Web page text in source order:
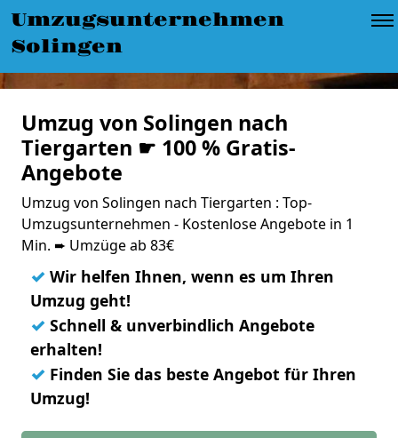
Umzugsunternehmen
Solingen
Umzug von Solingen nach
Tiergarten ☛ 100 % Gratis-
Angebote
Umzug von Solingen nach Tiergarten : Top-
Umzugsunternehmen - Kostenlose Angebote in 1
Min. ➨ Umzüge ab 83€
✓ Wir helfen Ihnen, wenn es um Ihren
Umzug geht!
✓ Schnell & unverbindlich Angebote
erhalten!
✓ Finden Sie das beste Angebot für Ihren
Umzug!